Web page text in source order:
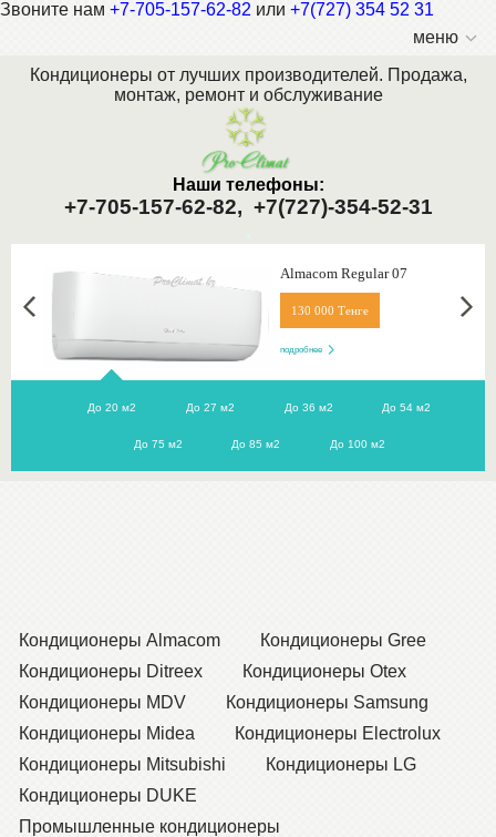
Звоните нам +7-705-157-62-82 или +7(727) 354 52 31
меню
Кондиционеры от лучших производителей. Продажа,
монтаж, ремонт и обслуживание
Наши телефоны:
+7-705-157-62-82, +7(727)-354-52-31
.
Almacom Regular 07
130 000 Тенге
подробнее
До 20 м2 До 27 м2 До 36 м2 До 54 м2
До 75 м2 До 85 м2 До 100 м2
Кондиционеры Almacom
Кондиционеры Gree
Кондиционеры Ditreex
Кондиционеры Otex
Кондиционеры MDV
Кондиционеры Samsung
Кондиционеры Midea
Кондиционеры Electrolux
Кондиционеры Mitsubishi
Кондиционеры LG
Кондиционеры DUKE
Промышленные кондиционеры